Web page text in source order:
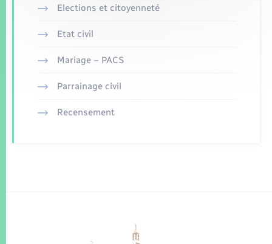
Elections et citoyenneté
Etat civil
Mariage – PACS
Parrainage civil
Recensement